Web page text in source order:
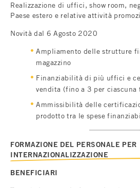
Realizzazione di uffici, show room,
Paese estero e relative attività
Novità dal 6 Agosto 2020
Ampliamento delle strutture
magazzino
Finanziabilità di più uffici e
vendita (fino a 3 per ciascuna
Ammissibilità delle
prodotto tra le spese
FORMAZIONE DEL PERSONALE PER
INTERNAZIONALIZZAZIONE
BENEFICIARI